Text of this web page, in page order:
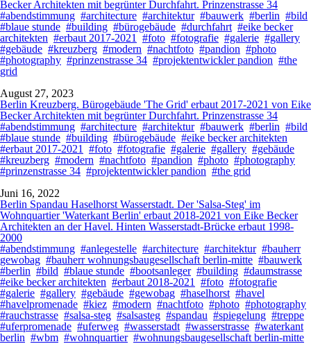
Becker Architekten mit begrünter Durchfahrt. Prinzenstrasse 34
#abendstimmung #architecture #architektur #bauwerk #berlin #bild
#blaue stunde #building #bürogebäude #durchfahrt #eike becker
architekten #erbaut 2017-2021 #foto #fotografie #galerie #gallery
#gebäude #kreuzberg #modern #nachtfoto #pandion #photo
#photography #prinzenstrasse 34 #projektentwickler pandion #the
grid
August 27, 2023
Berlin Kreuzberg. Bürogebäude 'The Grid' erbaut 2017-2021 von Eike
Becker Architekten mit begrünter Durchfahrt. Prinzenstrasse 34
#abendstimmung #architecture #architektur #bauwerk #berlin #bild
#blaue stunde #building #bürogebäude #eike becker architekten
#erbaut 2017-2021
#foto #fotografie #galerie #gallery #gebäude
#kreuzberg #modern #nachtfoto #pandion #photo #photography
#prinzenstrasse 34 #projektentwickler pandion #the grid
Juni 16, 2022
Berlin Spandau Haselhorst Wasserstadt. Der 'Salsa-Steg' im
Wohnquartier 'Waterkant Berlin' erbaut 2018-2021 von Eike Becker
Architekten an der Havel. Hinten Wasserstadt-Brücke erbaut 1998-
2000
#abendstimmung #anlegestelle #architecture #architektur #bauherr
gewobag #bauherr wohnungsbaugesellschaft berlin-mitte #bauwerk
#berlin #bild #blaue stunde #bootsanleger #building #daumstrasse
#eike becker architekten #erbaut 2018-2021 #foto #fotografie
#galerie #gallery #gebäude #gewobag #haselhorst #havel
#havelpromenade #kiez #modern #nachtfoto #photo #photography
#rauchstrasse #salsa-steg #salsasteg #spandau #spiegelung #treppe
#uferpromenade #uferweg #wasserstadt #wasserstrasse #waterkant
berlin #wbm #wohnquartier #wohnungsbaugesellschaft berlin-mitte